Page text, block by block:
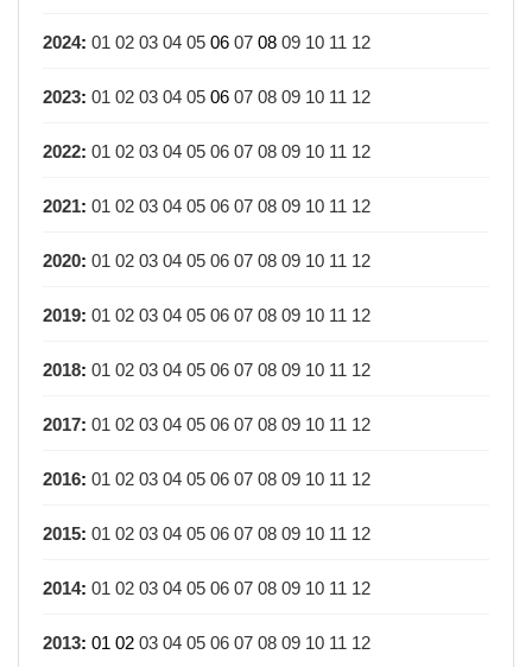
2024: 01 02 03 04 05 06 07 08 09 10 11 12
2023: 01 02 03 04 05 06 07 08 09 10 11 12
2022: 01 02 03 04 05 06 07 08 09 10 11 12
2021: 01 02 03 04 05 06 07 08 09 10 11 12
2020: 01 02 03 04 05 06 07 08 09 10 11 12
2019: 01 02 03 04 05 06 07 08 09 10 11 12
2018: 01 02 03 04 05 06 07 08 09 10 11 12
2017: 01 02 03 04 05 06 07 08 09 10 11 12
2016: 01 02 03 04 05 06 07 08 09 10 11 12
2015: 01 02 03 04 05 06 07 08 09 10 11 12
2014: 01 02 03 04 05 06 07 08 09 10 11 12
2013: 01 02 03 04 05 06 07 08 09 10 11 12